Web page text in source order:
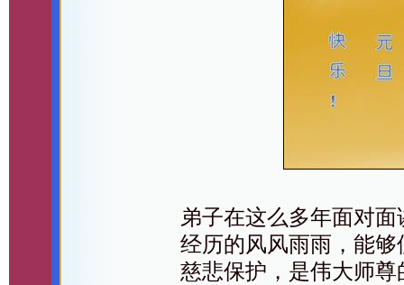
弟子在这么多年面对
经历的风风雨雨，能
慈悲保护，是伟大师